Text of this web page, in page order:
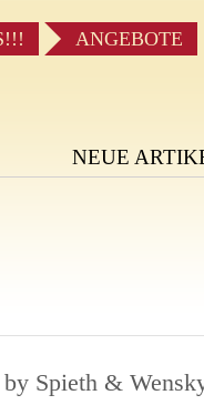
ANGEBOTE
NEUE
Spieth &